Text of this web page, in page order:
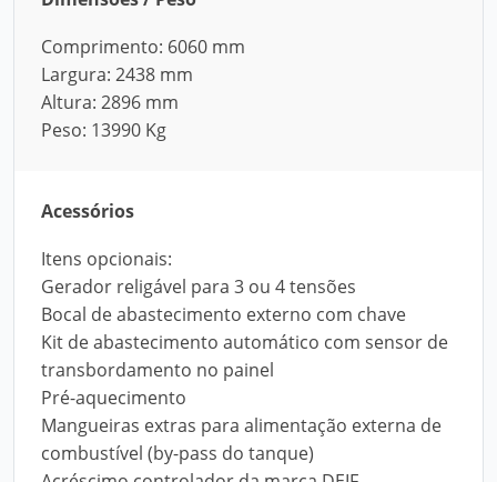
Comprimento: 6060 mm
Largura: 2438 mm
Altura: 2896 mm
Peso: 13990 Kg
Acessórios
Itens opcionais:
Gerador religável para 3 ou 4 tensões
Bocal de abastecimento externo com chave
Kit de abastecimento automático com sensor de
transbordamento no painel
Pré-aquecimento
Mangueiras extras para alimentação externa de
combustível (by-pass do tanque)